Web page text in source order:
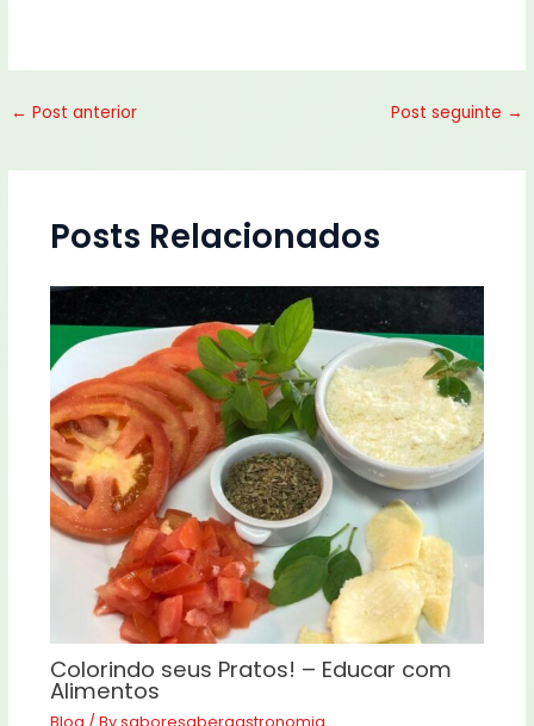
← Post anterior Post seguinte →
Posts Relacionados
Colorindo seus Pratos! – Educar com
Alimentos
Blog / Bysaboresabergastronomia